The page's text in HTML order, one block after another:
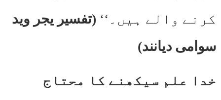
کرنے والے ہیں۔‘‘ (تفسیر یجر وید
سوامی دیانند)
خدا علم سیکھنے کا محتاج